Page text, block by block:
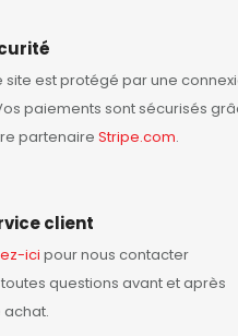
site est protégé par une
paiements sont sécurisés
partenaire Stripe.com.
client
ici pour nous contacter
questions avant et après
achat.